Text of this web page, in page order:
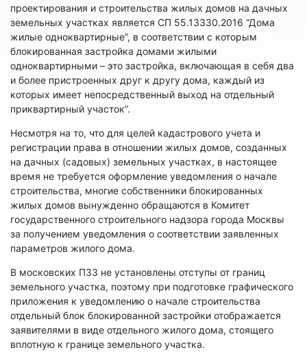
проектирования и строительства жилых домов на дачных
земельных участках является СП 55.13330.2016 “Дома
жилые одноквартирные”, в соответствии с которым
блокированная застройка домами жилыми
одноквартирными – это застройка, включающая в себя два
и более пристроенных друг к другу дома, каждый из
которых имеет непосредственный выход на отдельный
приквартирный участок”.
Несмотря на то, что для целей кадастрового учета и
регистрации права в отношении жилых домов, созданных
на дачных (садовых) земельных участках, в настоящее
время не требуется оформление уведомления о начале
строительства, многие собственники блокированных
жилых домов вынужденно обращаются в Комитет
государственного строительного надзора города Москвы
за получением уведомления о соответствии заявленных
параметров жилого дома.
В московских ПЗЗ не установлены отступы от границ
земельного участка, поэтому при подготовке графического
приложения к уведомлению о начале строительства
отдельный блок блокированной застройки отображается
заявителями в виде отдельного жилого дома, стоящего
вплотную к границе земельного участка.